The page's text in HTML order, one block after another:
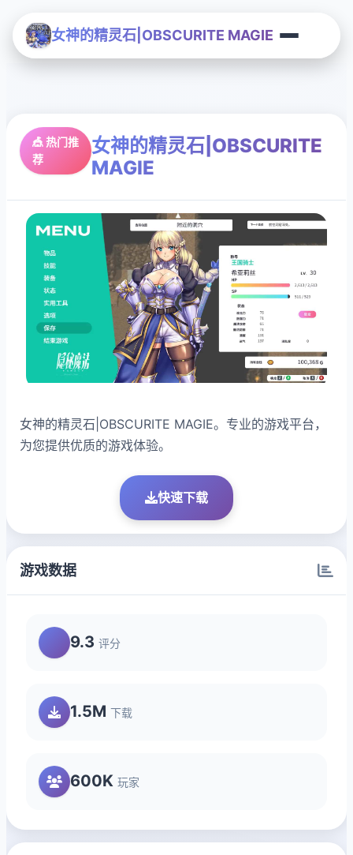
女神的精灵石|OBSCURITE MAGIE
🎪 热门推
荐
女神的精灵石|OBSCURITE
MAGIE
女神的精灵石|OBSCURITE MAGIE。专业的游戏平台，
为您提供优质的游戏体验。
快速下载
游戏数据
9.3 评分
1.5M 下载
600K 玩家